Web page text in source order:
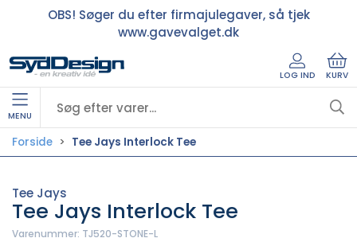
OBS! Søger du efter firmajulegaver, så tjek
www.gavevalget.dk
LOG IND KURV
MENU
Forside Tee Jays Interlock Tee
Tee Jays
Tee Jays Interlock Tee
Varenummer: TJ520-STONE-L